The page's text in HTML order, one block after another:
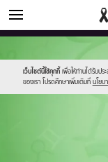
ดูดวง
เว็บไซต์นี้ใช้คุกกี้ เพื่อให้ท่านได้รับป
ของเรา โปรดศึกษาเพิ่มเติมที่ นโยบ
//s.isanook.com/sr/0/
new-
sanook.png
//s.isanook.com/ho/0/